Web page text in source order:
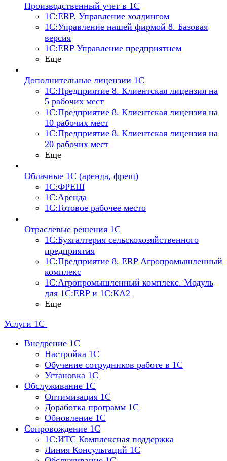
Производственный учет в 1С
1С:ERP. Управление холдингом
1С:Управление нашей фирмой 8. Базовая
версия
1С:ERP Управление предприятием
Еще
Дополнительные лицензии 1С
1С:Предприятие 8. Клиентская лицензия на
5 рабочих мест
1С:Предприятие 8. Клиентская лицензия на
10 рабочих мест
1С:Предприятие 8. Клиентская лицензия на
20 рабочих мест
Еще
Облачные 1С (аренда, фреш)
1С:ФРЕШ
1С:Аренда
1С:Готовое рабочее место
Отраслевые решения 1С
1С:Бухгалтерия сельскохозяйственного
предприятия
1С:Предприятие 8. ERP Агропромышленный
комплекс
1С:Агропромышленный комплекс. Модуль
для 1С:ERP и 1С:КА2
Еще
Услуги 1С
Внедрение 1С
Настройка 1C
Обучение сотрудников работе в 1С
Установка 1C
Обслуживание 1С
Оптимизация 1С
Доработка программ 1С
Обновление 1С
Сопровождение 1С
1C:ИТС Комплексная поддержка
Линия Консультаций 1С